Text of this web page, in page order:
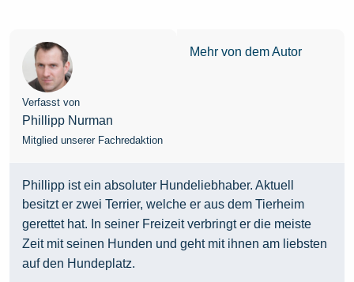
Verfasst von
Phillipp Nurman
Mitglied unserer Fachredaktion
Mehr von dem Autor
Phillipp ist ein absoluter Hundeliebhaber. Aktuell
besitzt er zwei Terrier, welche er aus dem Tierheim
gerettet hat. In seiner Freizeit verbringt er die meiste
Zeit mit seinen Hunden und geht mit ihnen am liebsten
auf den Hundeplatz.